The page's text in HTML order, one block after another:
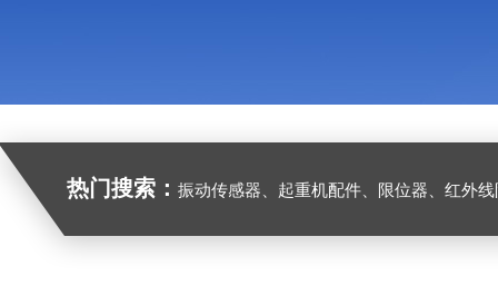
热门搜索： 振动传感器、起重机配件、限位器、红外线防撞器